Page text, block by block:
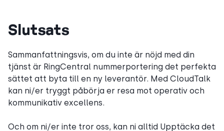
Slutsats
Sammanfattningsvis, om du inte är nöjd med din
tjänst är RingCentral nummerportering det perfekta
sättet att byta till en ny leverantör. Med CloudTalk
kan ni/er tryggt påbörja er resa mot operativ och
kommunikativ excellens.
Och om ni/er inte tror oss, kan ni alltid Upptäcka det